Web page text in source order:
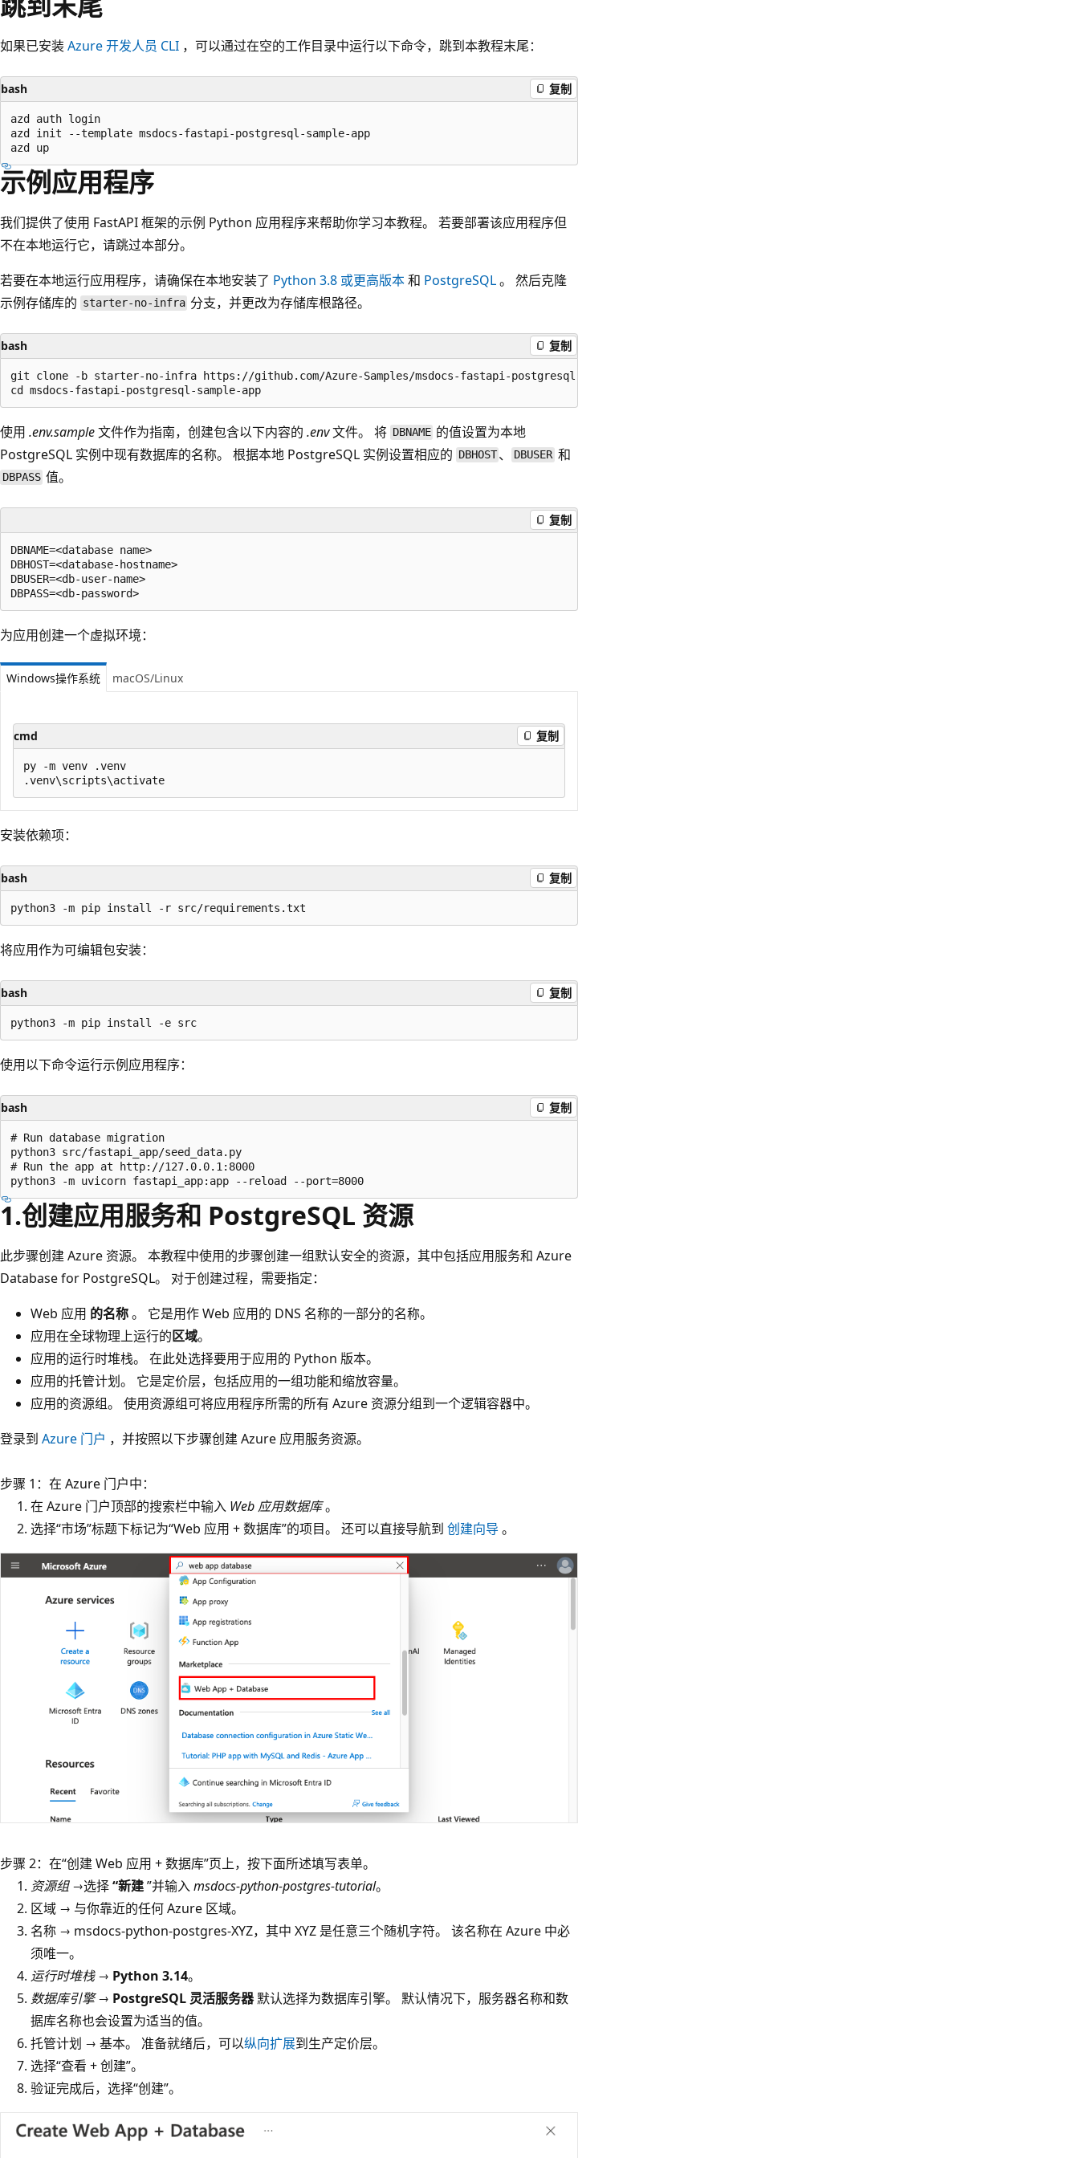
如果已安装Azure 开发人员 CLI ，可以通过在空的工作目录中运行以下命令，跳到本教程末尾：
bash 复制
azd auth login
azd init --template msdocs-fastapi-postgresql-sample-app
示例应用程序
我们提供了使用 FastAPI 框架的示例 Python 应用程序来帮助你学习本教程。 若要部署该应用程序但
不在本地运行它，请跳过本部分。
若要在本地运行应用程序，请确保在本地安装了 Python 3.8 或更高版本和 PostgreSQL。 然后克隆
示例存储库的 starter-no-infra 分支，并更改为存储库根路径。
bash 复制
git clone -b starter-no-infra https://github.com/Azure-Samples/msdocs-fastapi-postgresql-sample-app
使用 .env.sample文件作为指南，创建包含以下内容的 .env文件。 将 DBNAME 的值设置为本地
PostgreSQL 实例中现有数据库的名称。 根据本地 PostgreSQL 实例设置相应的 DBHOST 、 DBUSER 和
DBPASS 值。
复制
DBNAME=<database name>
DBHOST=<database-hostname>
DBUSER=<db-user-name>
为应用创建一个虚拟环境：
Windows操作系统 macOS/Linux
cmd 复制
py -m venv .venv
安装依赖项：
bash 复制
将应用作为可编辑包安装：
bash 复制
使用以下命令运行示例应用程序：
bash 复制
# Run database migration
python3 src/fastapi_app/seed_data.py
# Run the app at http://127.0.0.1:8000
1.创建应用服务和 PostgreSQL 资源
此步骤创建 Azure 资源。 本教程中使用的步骤创建一组默认安全的资源，其中包括应用服务和 Azure
Database for PostgreSQL。 对于创建过程，需要指定：
Web 应用 的名称。 它是用作 Web 应用的 DNS 名称的一部分的名称。
应用在全球物理上运行的区域。
应用的运行时堆栈。 在此处选择要用于应用的 Python 版本。
应用的托管计划。 它是定价层，包括应用的一组功能和缩放容量。
应用的资源组。 使用资源组可将应用程序所需的所有 Azure 资源分组到一个逻辑容器中。
登录到 Azure 门户 ，并按照以下步骤创建 Azure 应用服务资源。
步骤 1：在 Azure 门户中：
在 Azure 门户顶部的搜索栏中输入 Web 应用数据库。
选择“市场”标题下标记为“Web 应用 + 数据库”的项目。 还可以直接导航到 创建向导。
步骤 2：在“创建 Web 应用 + 数据库”页上，按下面所述填写表单。
资源组→选择“新建”并输入msdocs-python-postgres-tutorial。
区域 → 与你靠近的任何 Azure 区域。
名称 → msdocs-python-postgres-XYZ，其中 XYZ 是任意三个随机字符。 该名称在 Azure 中必
须唯一。
运行时堆栈→ Python 3.14。
数据库引擎→ PostgreSQL 灵活服务器默认选择为数据库引擎。 默认情况下，服务器名称和数
据库名称也会设置为适当的值。
托管计划 → 基本。 准备就绪后，可以纵向扩展到生产定价层。
选择“查看 + 创建”。
验证完成后，选择“创建”。